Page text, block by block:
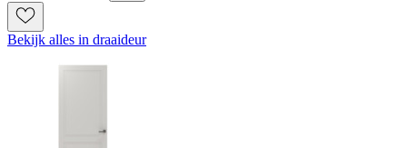
Bekijk alles in draaideur